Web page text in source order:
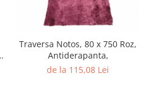
Traversa Notos, 80 x 750 Roz,
Antiderapanta,
de la 115,08 Lei